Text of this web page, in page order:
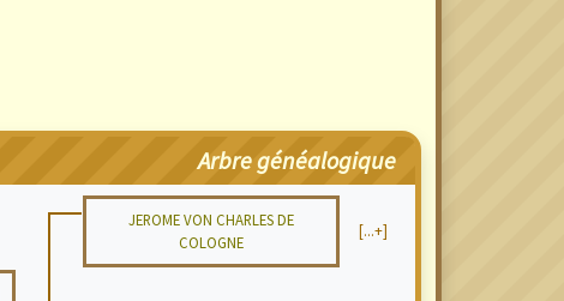
Arbre généalogique
JEROME VON CHARLES DE
COLOGNE
[...+]